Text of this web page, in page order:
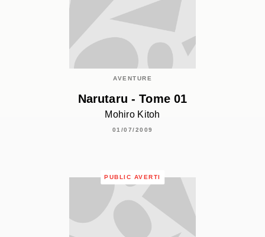
AVENTURE
Narutaru - Tome 01
Mohiro Kitoh
01/07/2009
PUBLIC AVERTI